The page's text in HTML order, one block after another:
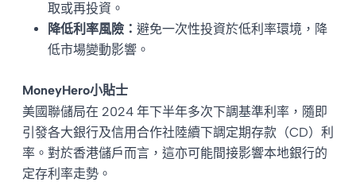
取或再投資。
降低利率風險： 避免一次性投資於低利率環境，降
低市場變動影響。
MoneyHero小貼士
美國聯儲局在 2024 年下半年多次下調基準利率，隨即
引發各大銀行及信用合作社陸續下調定期存款（CD）利
率。對於香港儲戶而言，這亦可能間接影響本地銀行的
定存利率走勢。